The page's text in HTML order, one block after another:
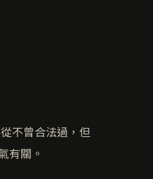
不曾合法過，但
有關。